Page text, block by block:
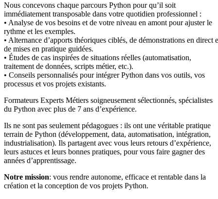
Nous concevons chaque parcours Python pour qu’il soit
immédiatement transposable dans votre quotidien professionnel :
• Analyse de vos besoins et de votre niveau en amont pour ajuster le
rythme et les exemples.
• Alternance d’apports théoriques ciblés, de démonstrations en direct
de mises en pratique guidées.
• Études de cas inspirées de situations réelles (automatisation,
traitement de données, scripts métier, etc.).
• Conseils personnalisés pour intégrer Python dans vos outils, vos
processus et vos projets existants.
Formateurs Experts Métiers soigneusement sélectionnés, spécialistes
du Python avec plus de 7 ans d’expérience.
Ils ne sont pas seulement pédagogues : ils ont une véritable pratique
terrain de Python (développement, data, automatisation, intégration,
industrialisation). Ils partagent avec vous leurs retours d’expérience,
leurs astuces et leurs bonnes pratiques, pour vous faire gagner des
années d’apprentissage.
Notre mission: vous rendre autonome, efficace et rentable dans la
création et la conception de vos projets Python.